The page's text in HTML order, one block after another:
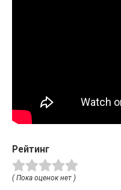
Рейтинг
( Пока оценок нет )